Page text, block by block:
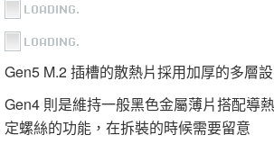
Gen5 M.2 插槽的散熱片採用加厚的多層
Gen4 則是維持一般黑色金屬薄片搭配導
定螺絲的功能，在拆裝的時候需要留意